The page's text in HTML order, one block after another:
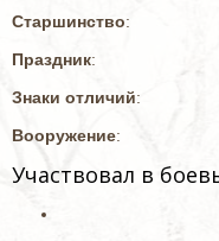
Старшинство:
Праздник:
Знаки отличий:
Вооружение:
Участвовал в